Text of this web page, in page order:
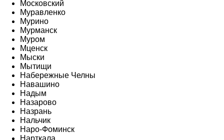
Московский
Муравленко
Мурино
Мурманск
Муром
Мценск
Мыски
Мытищи
Набережные Челны
Навашино
Надым
Назарово
Назрань
Нальчик
Наро-Фоминск
Нарткала